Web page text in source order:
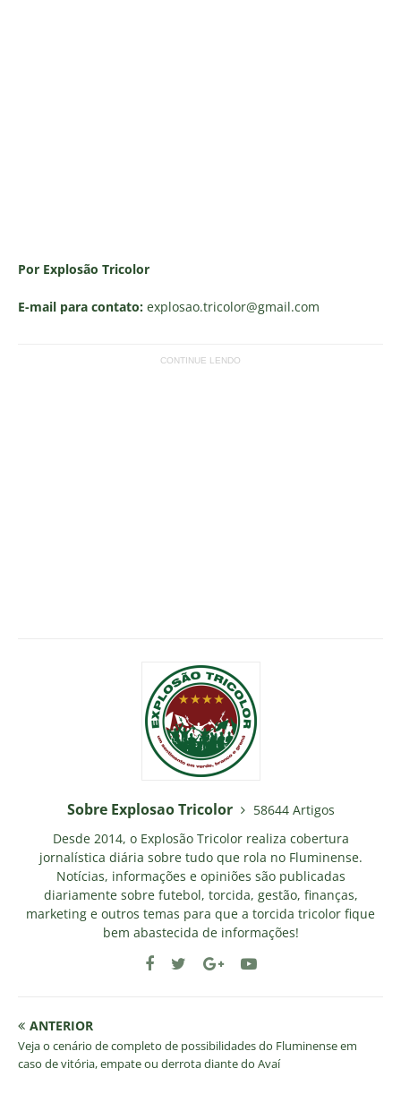
Por Explosão Tricolor
E-mail para contato: explosao.tricolor@gmail.com
CONTINUE LENDO
Sobre Explosao Tricolor
58644 Artigos
Desde 2014, o Explosão Tricolor realiza cobertura
jornalística diária sobre tudo que rola no Fluminense.
Notícias, informações e opiniões são publicadas
diariamente sobre futebol, torcida, gestão, finanças,
marketing e outros temas para que a torcida tricolor fique
bem abastecida de informações!
ANTERIOR
Veja o cenário de completo de possibilidades do Fluminense em
caso de vitória, empate ou derrota diante do Avaí